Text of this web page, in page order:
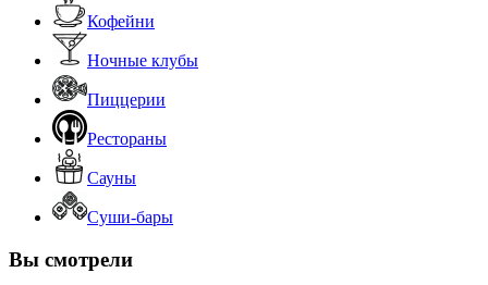
Кофейни
Ночные клубы
Пиццерии
Рестораны
Сауны
Суши-бары
Вы смотрели